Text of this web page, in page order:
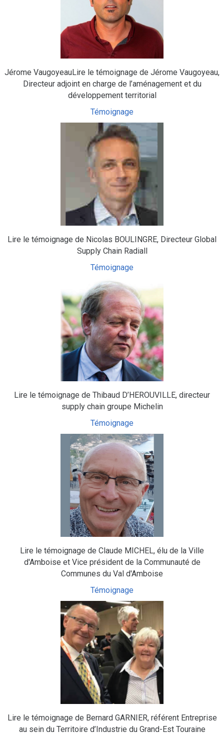
Jérome VaugoyeauLire le témoignage de Jérome Vaugoyeau,
Directeur adjoint en charge de l’aménagement et du
développement territorial
Témoignage
Lire le témoignage de Nicolas BOULINGRE, Directeur Global
Supply Chain Radiall
Témoignage
Lire le témoignage de Thibaud D’HEROUVILLE, directeur
supply chain groupe Michelin
Témoignage
Lire le témoignage de Claude MICHEL, élu de la Ville
d'Amboise et Vice président de la Communauté de
Communes du Val d'Amboise
Témoignage
Lire le témoignage de Bernard GARNIER, référent Entreprise
au sein du Territoire d’Industrie du Grand-Est Touraine